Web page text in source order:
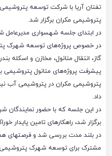
تفتان آریا با شرکت توسعه
پتروشیمی مکران برگزار شد.
در ابتدای جلسه شهسواری
در خصوص پروژه‌های توسعه شهرک
گاز، انتقال متانول، مخازن و اسکله
پیشرفت پروژه‌های متانول
پتروشیمی مکران در پتروشیمی آب
داد.
در این جلسه که با حضور
برگزار شد، راهکارهای تامین پایدار
در بلند مدت بررسی شد و فرصتهای
مشترک برای توسعه شهرک پتروشیمی